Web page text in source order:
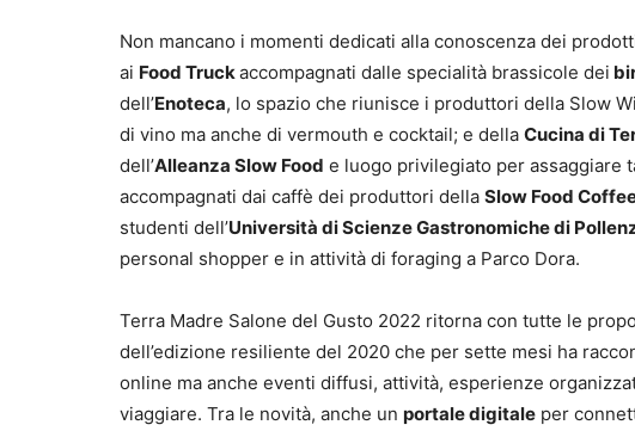
Non mancano i momenti dedicati alla conoscenza dei
ai Food Truck accompagnati dalle specialità brassicole dei
dell’Enoteca, lo spazio che riunisce i produttori della Slow
di vino ma anche di vermouth e cocktail; e della Cucina di
dell’Alleanza Slow Food e luogo privilegiato per assaggiare
accompagnati dai caffè dei produttori della Slow Food
studenti dell’Università di Scienze Gastronomiche di
personal shopper e in attività di foraging a Parco Dora.
Terra Madre Salone del Gusto 2022 ritorna con tutte le
dell’edizione resiliente del 2020 che per sette mesi ha
online ma anche eventi diffusi, attività, esperienze
viaggiare. Tra le novità, anche un portale digitale per